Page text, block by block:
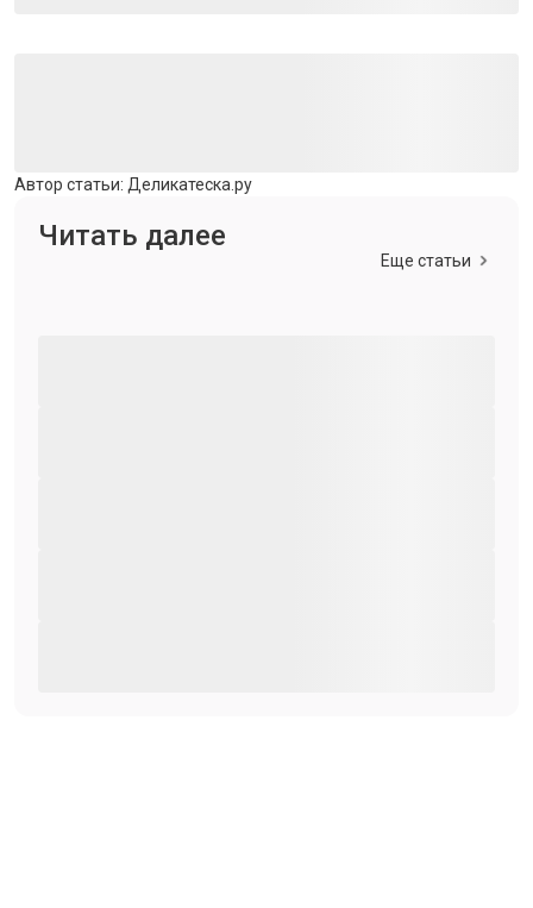
Автор статьи: Деликатеска.ру
Читать далее
Еще статьи